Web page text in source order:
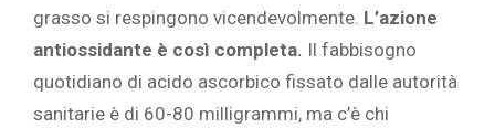
grasso si respingono vicendevolmente. L’azione
antiossidante è così completa. Il fabbisogno
quotidiano di acido ascorbico fissato dalle autorità
sanitarie è di 60-80 milligrammi, ma c’è chi